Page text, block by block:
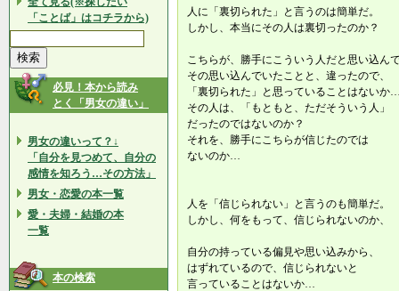
「ことば」はコチラから)
必見！本から読み
とく「男女の違い」
男女の違いって？↓
「自分を見つめて、自分の
感情を知ろう…その方法」
男女・恋愛の本一覧
愛・夫婦・結婚の本
一覧
本の検索
人に「裏切られた」と言うのは簡単だ。
しかし、本当にその人は裏切ったのか？
こちらが、勝手にこういう人だと思い込ん
その思い込んでいたことと、違ったので、
「裏切られた」と思っていることはないか
その人は、「もともと、ただそういう人」
だったのではないのか？
それを、勝手にこちらが信じたのでは
ないのか…
人を「信じられない」と言うのも簡単だ。
しかし、何をもって、信じられないのか、
自分の持っている偏見や思い込みから、
はずれているので、信じられないと
言っていることはないか…